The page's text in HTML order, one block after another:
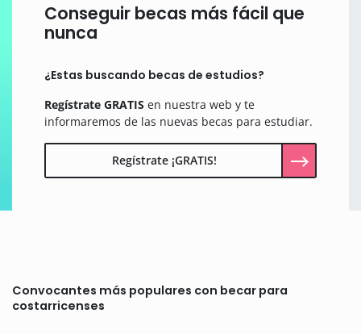
Conseguir becas más fácil que
nunca
¿Estas buscando becas de estudios?
Regístrate GRATIS en nuestra web y te
informaremos de las nuevas becas para estudiar.
Regístrate ¡GRATIS!
Convocantes más populares con becar para
costarricenses